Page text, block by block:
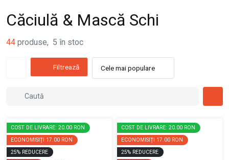
Căciulă & Mască Schi
44 produse, 5 în stoc
Filtrează Cele mai populare
COST DE LIVRARE: 20.00 RON
ECONOMISIȚI 17.00 RON
25% REDUCERE
COST DE LIVRARE: 20.00 RON
ECONOMISIȚI 17.00 RON
25% REDUCERE